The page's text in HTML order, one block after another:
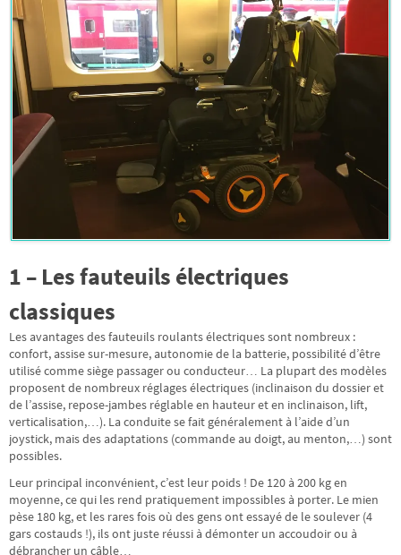
1 – Les fauteuils électriques
classiques
Les avantages des fauteuils roulants électriques sont nombreux :
confort, assise sur-mesure, autonomie de la batterie, possibilité d’être
utilisé comme siège passager ou conducteur… La plupart des modèles
proposent de nombreux réglages électriques (inclinaison du dossier et
de l’assise, repose-jambes réglable en hauteur et en inclinaison, lift,
verticalisation,…). La conduite se fait généralement à l’aide d’un
joystick, mais des adaptations (commande au doigt, au menton,…) sont
possibles.
Leur principal inconvénient, c’est leur poids ! De 120 à 200 kg en
moyenne, ce qui les rend pratiquement impossibles à porter. Le mien
pèse 180 kg, et les rares fois où des gens ont essayé de le soulever (4
gars costauds !), ils ont juste réussi à démonter un accoudoir ou à
débrancher un câble…